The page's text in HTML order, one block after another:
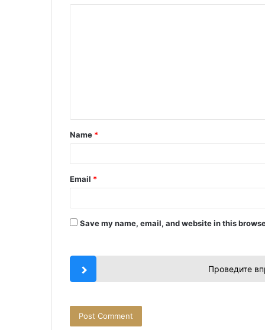
t
*
Name *
Email *
Save my name, email, and website in this
Проведите